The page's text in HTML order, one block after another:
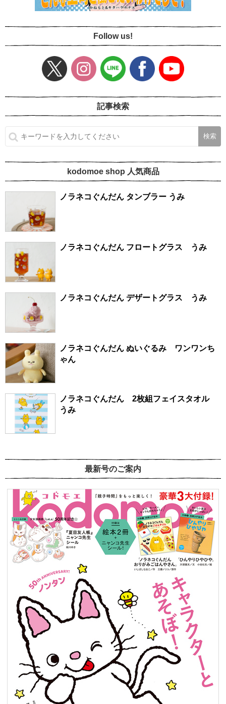
Follow us!
記事検索
kodomoe shop 人気商品
ノラネコぐんだん タンブラー うみ
ノラネコぐんだん フロートグラス うみ
ノラネコぐんだん デザートグラス うみ
ノラネコぐんだん ぬいぐるみ ワンワンち
ゃん
ノラネコぐんだん 2枚組フェイスタオル
うみ
最新号のご案内